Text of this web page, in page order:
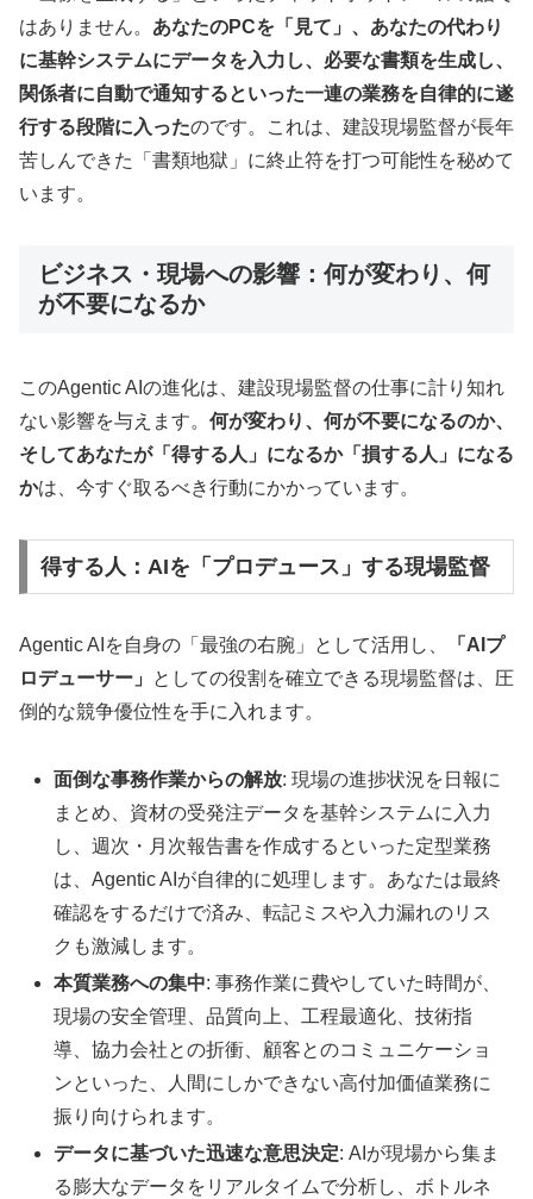
はありません。 あなたのPCを「見て」、あなたの代わり
に基幹システムにデータを入力し、必要な書類を生成し、
関係者に自動で通知するといった一連の業務を自律的に遂
行する段階に入ったのです。これは、建設現場監督が長年
苦しんできた「書類地獄」に終止符を打つ可能性を秘めて
います。
ビジネス・現場への影響：何が変わり、何
が不要になるか
このAgentic AIの進化は、建設現場監督の仕事に計り知れ
ない影響を与えます。 何が変わり、何が不要になるのか、
そしてあなたが「得する人」になるか「損する人」になる
かは、今すぐ取るべき行動にかかっています。
得する人：AIを「プロデュース」する現場監督
Agentic AIを自身の「最強の右腕」として活用し、
「AIプ
ロデューサー」
としての役割を確立できる現場監督は、圧
倒的な競争優位性を手に入れます。
面倒な事務作業からの解放: 現場の進捗状況を日報に
まとめ、資材の受発注データを基幹システムに入力
し、週次・月次報告書を作成するといった定型業務
は、Agentic AIが自律的に処理します。あなたは最終
確認をするだけで済み、転記ミスや入力漏れのリス
クも激減します。
本質業務への集中: 事務作業に費やしていた時間が、
現場の安全管理、品質向上、工程最適化、技術指
導、協力会社との折衝、顧客とのコミュニケーショ
ンといった、人間にしかできない高付加価値業務に
振り向けられます。
データに基づいた迅速な意思決定: AIが現場から集ま
る膨大なデータをリアルタイムで分析し、ボトルネ